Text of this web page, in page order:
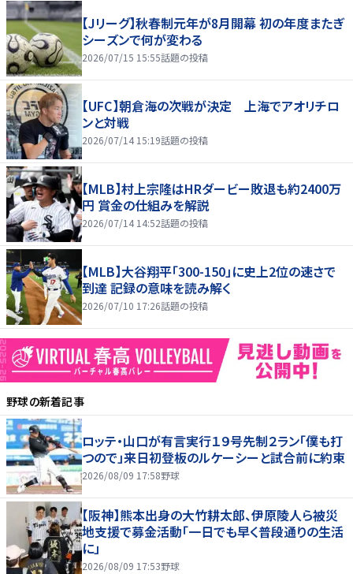
【Jリーグ】秋春制元年が8月開幕 初の年度またぎ
シーズンで何が変わる
2026/07/15 15:55話題の投稿
【UFC】朝倉海の次戦が決定 上海でアオリチロ
ンと対戦
2026/07/14 15:19話題の投稿
【MLB】村上宗隆はHRダービー敗退も約2400万
円 賞金の仕組みを解説
2026/07/14 14:52話題の投稿
【MLB】大谷翔平「300-150」に史上2位の速さで
到達 記録の意味を読み解く
2026/07/10 17:26話題の投稿
野球の新着記事
ロッテ・山口が有言実行１９号先制２ラン「僕も打
つので」来日初登板のルケーシーと試合前に約束
2026/08/09 17:58野球
【阪神】熊本出身の大竹耕太郎、伊原陵人ら被災
地支援で募金活動「一日でも早く普段通りの生活
に」
2026/08/09 17:53野球